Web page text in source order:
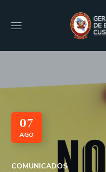
07
AGO
COMUNICADOS